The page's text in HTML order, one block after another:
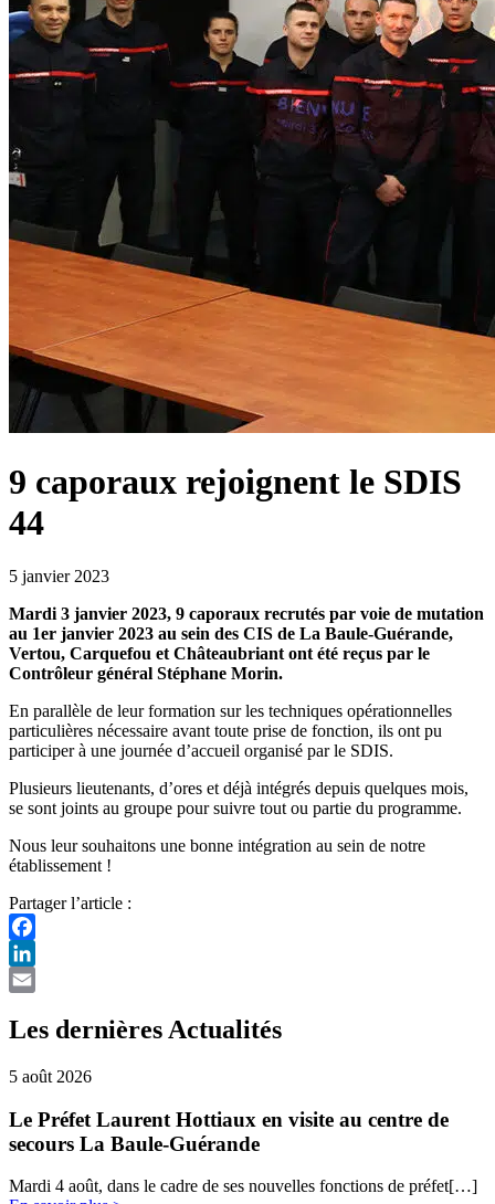
9 caporaux rejoignent le SDIS
44
5 janvier 2023
Mardi 3 janvier 2023, 9 caporaux recrutés par voie de mutation
au 1er janvier 2023 au sein des CIS de La Baule-Guérande,
Vertou, Carquefou et Châteaubriant ont été reçus par le
Contrôleur général Stéphane Morin.
En parallèle de leur formation sur les techniques opérationnelles
particulières nécessaire avant toute prise de fonction, ils ont pu
participer à une journée d’accueil organisé par le SDIS.
Plusieurs lieutenants, d’ores et déjà intégrés depuis quelques mois,
se sont joints au groupe pour suivre tout ou partie du programme.
Nous leur souhaitons une bonne intégration au sein de notre
établissement !
Partager l’article :
Facebook
LinkedIn
Les dernières Actualités
5 août 2026
Le Préfet Laurent Hottiaux en visite au centre de
secours La Baule-Guérande
Mardi 4 août, dans le cadre de ses nouvelles fonctions de préfet[…]